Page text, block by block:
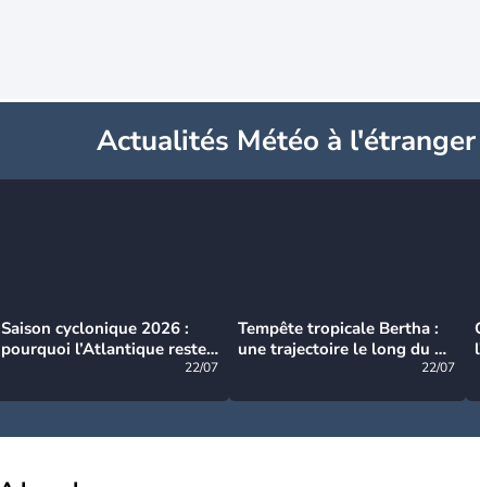
Actualités Météo à l'étranger
Saison cyclonique 2026 :
pourquoi l’Atlantique reste
22/07
Tempête tropicale Bertha :
une trajectoire le long du du
22/07